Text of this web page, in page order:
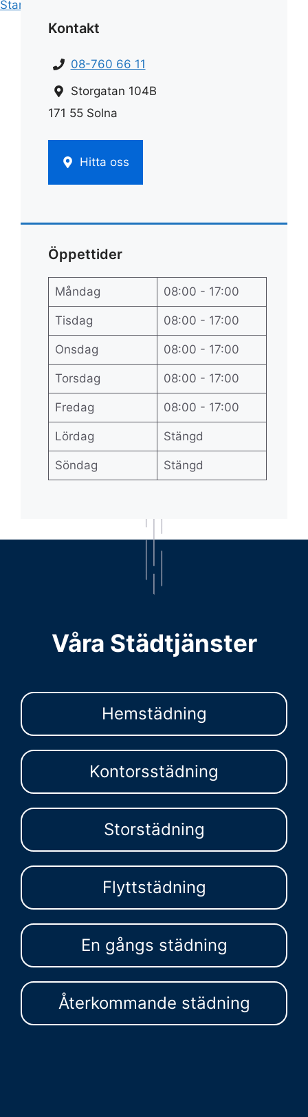
Start
Kontakt
08-760 66 11
Storgatan 104B
171 55 Solna
Hitta oss
Öppettider
Måndag 08:00 - 17:00
Tisdag 08:00 - 17:00
Onsdag 08:00 - 17:00
Torsdag 08:00 - 17:00
Fredag 08:00 - 17:00
Lördag Stängd
Söndag Stängd
Våra Städtjänster
Hemstädning
Kontorsstädning
Storstädning
Flyttstädning
En gångs städning
Återkommande städning